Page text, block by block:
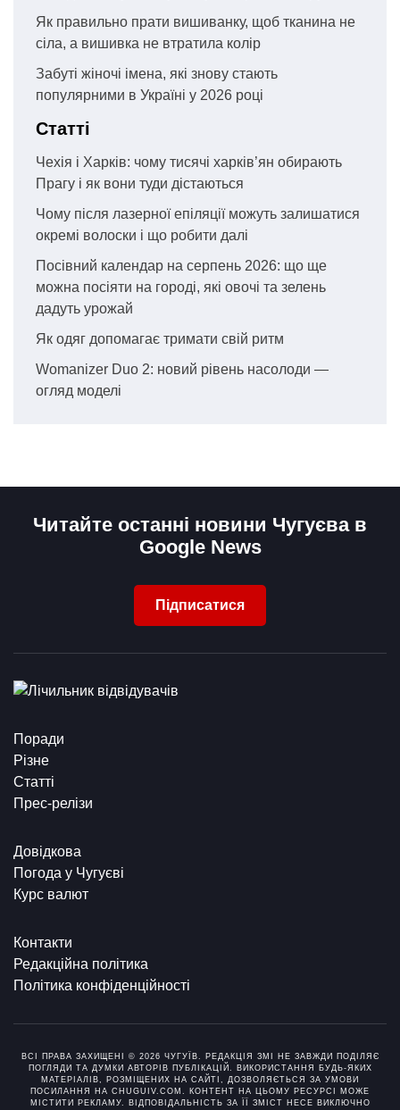
Як правильно прати вишиванку, щоб тканина не
сіла, а вишивка не втратила колір
Забуті жіночі імена, які знову стають
популярними в Україні у 2026 році
Статті
Чехія і Харків: чому тисячі харків’ян обирають
Прагу і як вони туди дістаються
Чому після лазерної епіляції можуть залишатися
окремі волоски і що робити далі
Посівний календар на серпень 2026: що ще
можна посіяти на городі, які овочі та зелень
дадуть урожай
Як одяг допомагає тримати свій ритм
Womanizer Duo 2: новий рівень насолоди —
огляд моделі
Читайте останні новини Чугуєва в
Google News
Підписатися
Поради
Різне
Статті
Прес-релізи
Довідкова
Погода у Чугуєві
Курс валют
Контакти
Редакційна політика
Політика конфіденційності
ВСІ ПРАВА ЗАХИЩЕНІ © 2026 ЧУГУЇВ. РЕДАКЦІЯ ЗМІ НЕ ЗАВЖДИ ПОДІЛЯЄ
ПОГЛЯДИ ТА ДУМКИ АВТОРІВ ПУБЛІКАЦІЙ. ВИКОРИСТАННЯ БУДЬ-ЯКИХ
МАТЕРІАЛІВ, РОЗМІЩЕНИХ НА САЙТІ, ДОЗВОЛЯЄТЬСЯ ЗА УМОВИ
ПОСИЛАННЯ НА CHUGUIV.COM. КОНТЕНТ НА ЦЬОМУ РЕСУРСІ МОЖЕ
МІСТИТИ РЕКЛАМУ. ВІДПОВІДАЛЬНІСТЬ ЗА ЇЇ ЗМІСТ НЕСЕ ВИКЛЮЧНО